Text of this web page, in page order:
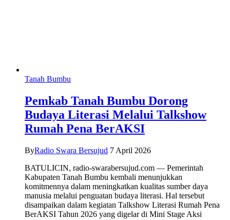
Tanah Bumbu
Pemkab Tanah Bumbu Dorong
Budaya Literasi Melalui Talkshow
Rumah Pena BerAKSI
ByRadio Swara Bersujud 7 April 2026
BATULICIN, radio-swarabersujud.com — Pemerintah
Kabupaten Tanah Bumbu kembali menunjukkan
komitmennya dalam meningkatkan kualitas sumber daya
manusia melalui penguatan budaya literasi. Hal tersebut
disampaikan dalam kegiatan Talkshow Literasi Rumah Pena
BerAKSI Tahun 2026 yang digelar di Mini Stage Aksi